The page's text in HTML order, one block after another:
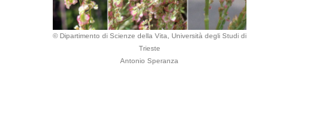
© Dipartimento di Scienze della Vita, Università degli Studi di
Trieste
Antonio Speranza